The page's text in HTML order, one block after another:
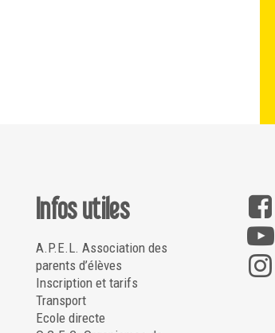
Infos utiles
A.P.E.L. Association des
parents d’élèves
Inscription et tarifs
Transport
Ecole directe